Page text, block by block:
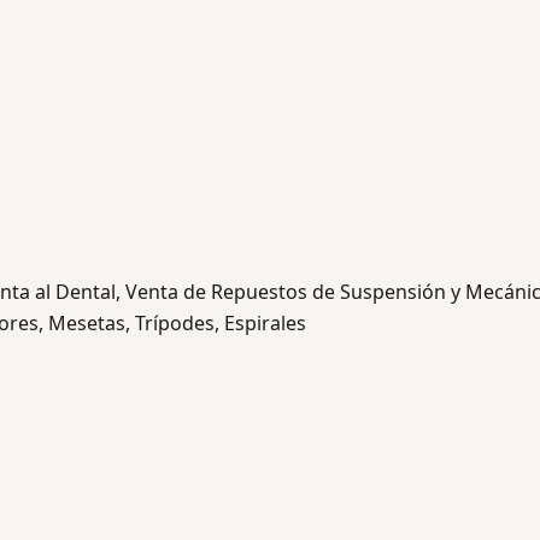
al Dental, Venta de Repuestos de Suspensión y
Mesetas, Trípodes, Espirales